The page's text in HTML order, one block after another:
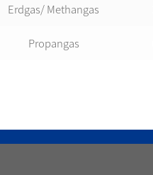
Erdgas/ Methangas
Propangas